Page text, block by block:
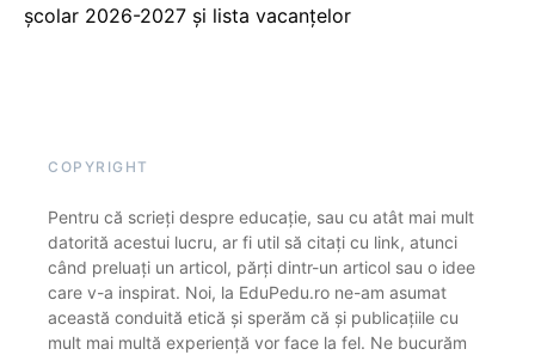
școlar 2026-2027 și lista vacanțelor
COPYRIGHT
Pentru că scrieți despre educație, sau cu atât mai mult
datorită acestui lucru, ar fi util să citați cu link, atunci
când preluați un articol, părți dintr-un articol sau o idee
care v-a inspirat. Noi, la EduPedu.ro ne-am asumat
această conduită etică și sperăm că și publicațiile cu
mult mai multă experiență vor face la fel. Ne bucurăm